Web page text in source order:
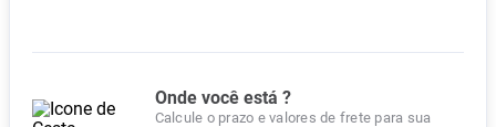
Onde você está ?
Calcule o prazo e valores de frete para sua